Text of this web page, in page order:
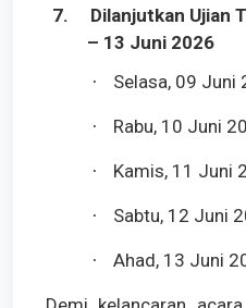
7.
Dilanjutkan Ujian
– 13 Juni 2026
· Selasa, 09 Juni
· Rabu, 10 Juni
· Kamis, 11 Juni
· Sabtu, 12 Juni
· Ahad, 13 Juni